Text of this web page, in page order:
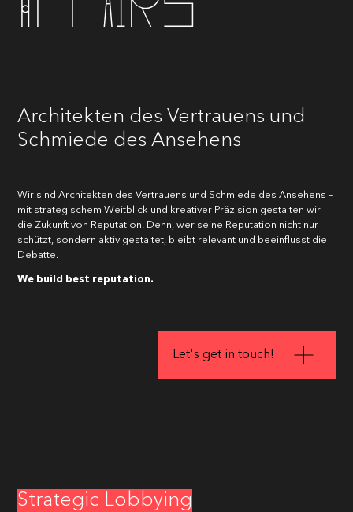
Architekten des Vertrauens und
Schmiede des Ansehens
Wir sind Architekten des Vertrauens und Schmiede des Ansehens –
mit strategischem Weitblick und kreativer Präzision gestalten wir
die Zukunft von Reputation. Denn, wer seine Reputation nicht nur
schützt, sondern aktiv gestaltet, bleibt relevant und beeinflusst die
Debatte.
We build best reputation.
Let's get in touch!
Strategic Lobbying